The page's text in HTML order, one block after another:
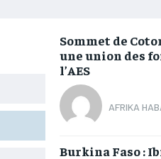
COMMUNIQUÉ
CULTURE
DIVERS
ECONOMIE
MONDE
COMMUNIQUÉ
CULTURE
DIVERS
ECONOMIE
MONDE
COMMUNIQUÉ
CULTURE
DIVERS
ECONOMIE
MONDE
COMMUNIQUÉ
CULTURE
DIVERS
ECONOMIE
MONDE
Sommet de
une union des
l’AES
AFRIKA
Burkina Faso :